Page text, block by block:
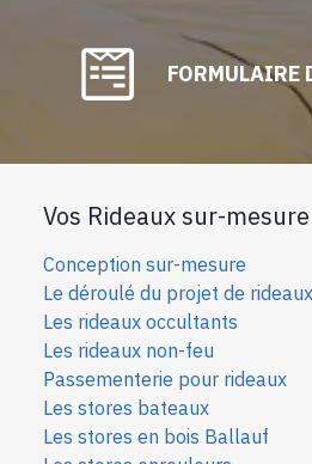
FORMULAIRE
Vos Rideaux sur-mesure
Conception sur-mesure
Le déroulé du projet de rideaux
Les rideaux occultants
Les rideaux non-feu
Passementerie pour rideaux
Les stores bateaux
Les stores en bois Ballauf